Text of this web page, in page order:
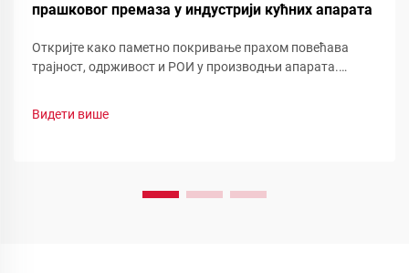
прашковог премаза у индустрији кућних апарата
Откријте како паметно покривање прахом повећава
трајност, одрживост и РОИ у производњи апарата.
Видети више